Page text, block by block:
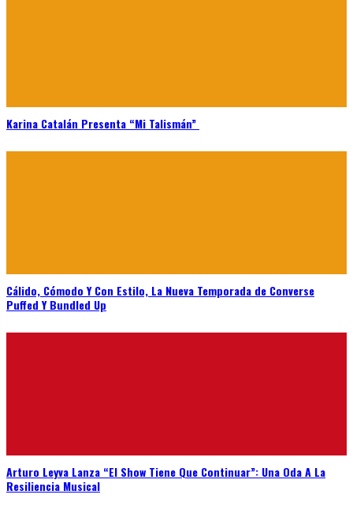
Karina Catalán Presenta “Mi Talismán”
Cálido, Cómodo Y Con Estilo, La Nueva Temporada de Converse
Puffed Y Bundled Up
Arturo Leyva Lanza “El Show Tiene Que Continuar”: Una Oda A La
Resiliencia Musical